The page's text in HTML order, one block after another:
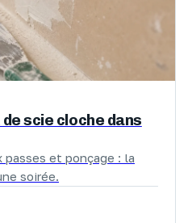
scie cloche dans
et ponçage : la
soirée.